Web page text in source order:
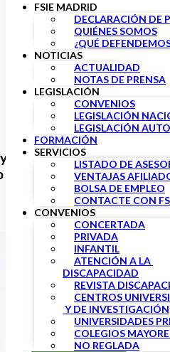
FSIE MADRID
DECLARACIÓN DE
QUIÉNES SOMOS
¿QUÉ
NOTICIAS
ACTUALIDAD
NOTAS DE PRENSA
LEGISLACIÓN
CONVENIOS
LEGISLACIÓN
LEGISLACIÓN
FORMACIÓN
SERVICIOS
LISTADO DE
VENTAJAS
BOLSA DE EMPLEO
CONTACTE CON
CONVENIOS
CONCERTADA
PRIVADA
INFANTIL
ATENCIÓN A LA
DISCAPACIDAD
REVISTA
CENTROS
Y DE INVESTIGACIÓN
UNIVERSIDADES
COLEGIOS
NO REGLADA
27 MAYO, 2021
La última
muchos
que tenía por objeto